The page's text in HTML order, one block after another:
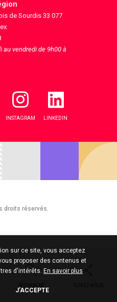
de Sourdis 33 077
au vendredi de 9h00 à
INSTAGRAM LINKEDIN
droits réservés.
sur ce site, vous acceptez
proposer des contenus et
d'intérêts. En savoir plus
J’ACCEPTE